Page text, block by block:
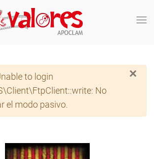
×
to login
No
el modo pasivo.